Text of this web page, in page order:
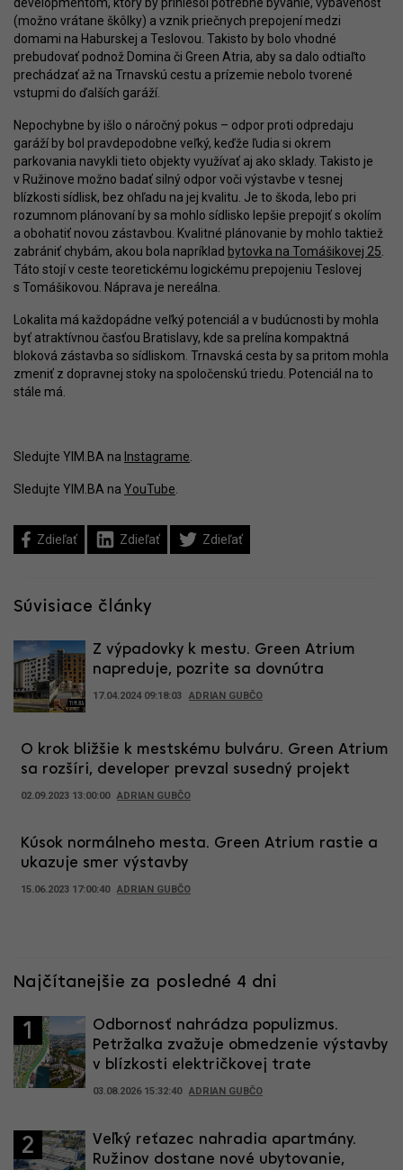
(možno vrátane škôlky) a vznik priečnych prepojení medzi
domami na Haburskej a Teslovou. Takisto by bolo vhodné
prebudovať podnož Domina či Green Atria, aby sa dalo odtiaľto
prechádzať až na Trnavskú cestu a prízemie nebolo tvorené
vstupmi do ďalších garáží.
Nepochybne by išlo o náročný pokus – odpor proti odpredaju
garáží by bol pravdepodobne veľký, keďže ľudia si okrem
parkovania navykli tieto objekty využívať aj ako sklady. Takisto je
v Ružinove možno badať silný odpor voči výstavbe v tesnej
blízkosti sídlisk, bez ohľadu na jej kvalitu. Je to škoda, lebo pri
rozumnom plánovaní by sa mohlo sídlisko lepšie prepojiť s okolím
a obohatiť novou zástavbou. Kvalitné plánovanie by mohlo taktiež
zabrániť chybám, akou bola napríklad bytovka na Tomášikovej 25
Táto stojí v ceste teoretickému logickému prepojeniu Teslovej
s Tomášikovou. Náprava je nereálna.
Lokalita má každopádne veľký potenciál a v budúcnosti by mohla
byť atraktívnou časťou Bratislavy, kde sa prelína kompaktná
bloková zástavba so sídliskom. Trnavská cesta by sa pritom mohla
zmeniť z dopravnej stoky na spoločenskú triedu. Potenciál na to
stále má.
Sledujte YIM.BA na Instagrame
Sledujte YIM.BA na YouTube
Zdieľať Zdieľať Zdieľať
Súvisiace články
Z výpadovky k mestu. Green Atrium
napreduje, pozrite sa dovnútra
17.04.2024 09:18:03 ADRIAN GUBČO
O krok bližšie k mestskému bulváru. Green Atrium
sa rozšíri, developer prevzal susedný projekt
02.09.2023 13:00:00 ADRIAN GUBČO
Kúsok normálneho mesta. Green Atrium rastie a
ukazuje smer výstavby
15.06.2023 17:00:40 ADRIAN GUBČO
Najčítanejšie za posledné 4 dni
1
Odbornosť nahrádza populizmus.
Petržalka zvažuje obmedzenie výstavby
v blízkosti električkovej trate
03.08.2026 15:32:40 ADRIAN GUBČO
2
Veľký reťazec nahradia apartmány.
Ružinov dostane nové ubytovanie,